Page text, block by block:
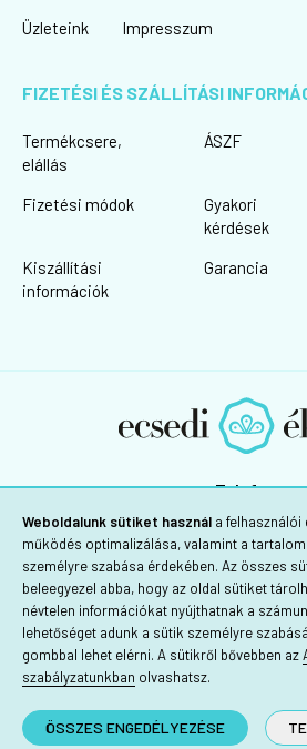
Weboldalunk sütiket használ a felhasználói
működés optimalizálása, valamint a
személyre szabása érdekében. Az összes
beleegyezel abba, hogy az oldal sütiket
névtelen információkat nyújthatnak a
lehetőséget adunk a sütik személyre
gombbal lehet elérni. A sütikről bővebben az
szabályzatunkban olvashatsz.
ÖSSZES ENGEDÉLYEZÉSE
Üzleteink
Impresszum
FIZETÉSI ÉS SZÁLLÍTÁSI
Termékcsere,
elállás
Fizetési módok
Kiszállítási
információk
ÁSZF
Gyakori
kérdések
Garancia
Telefon:
+36 30/725-1160